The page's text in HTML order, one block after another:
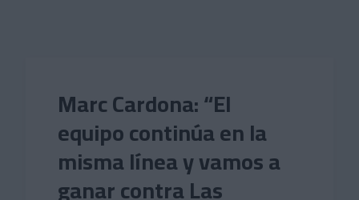
Marc Cardona: “El
equipo continúa en la
misma línea y vamos a
ganar contra Las